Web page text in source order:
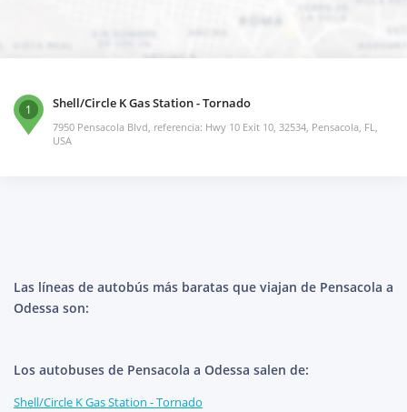
1 Shell/Circle K Gas Station - Tornado
7950 Pensacola Blvd, referencia: Hwy 10 Exit 10, 32534, Pensacola, FL,
USA
Las líneas de autobús más baratas que viajan de Pensacola a
Odessa son:
Los autobuses de Pensacola a Odessa salen de:
Shell/Circle K Gas Station - Tornado